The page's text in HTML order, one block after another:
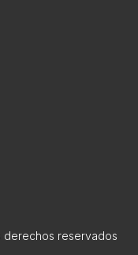
reservados